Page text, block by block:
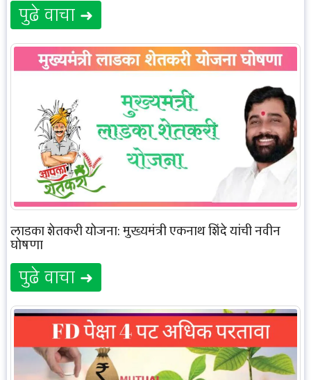
पुढे वाचा ➜
लाडका शेतकरी योजना: मुख्यमंत्री एकनाथ शिंदे यांची नवीन
घोषणा
पुढे वाचा ➜